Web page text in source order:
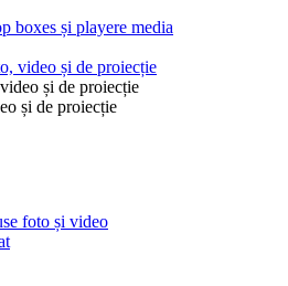
boxes și playere media
video și de proiecție
și de proiecție
și de proiecție
foto și video